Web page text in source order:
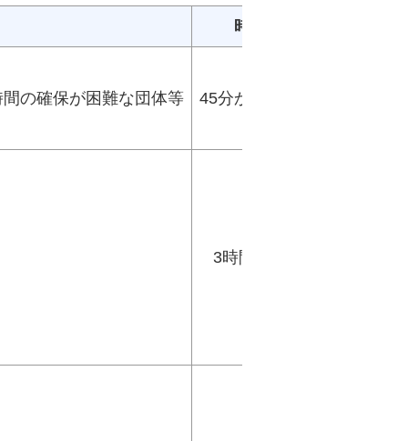
時間
の確保が困難な団体等
45分から90分
3時間未満